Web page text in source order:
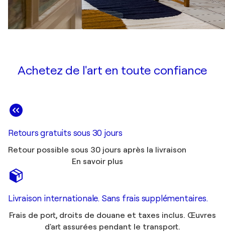
Achetez de l'art en toute confiance
Retours gratuits sous 30 jours
Retour possible sous 30 jours après la livraison
En savoir plus
Livraison internationale. Sans frais supplémentaires.
Frais de port, droits de douane et taxes inclus. Œuvres
d'art assurées pendant le transport.